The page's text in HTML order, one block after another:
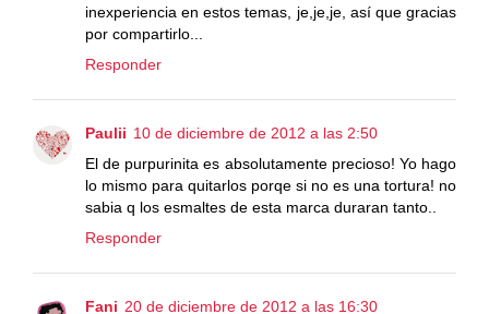
inexperiencia en estos temas, je,je,je, así que gracias
por compartirlo...
Responder
Paulii 10 de diciembre de 2012 a las 2:50
El de purpurinita es absolutamente precioso! Yo hago
lo mismo para quitarlos porqe si no es una tortura! no
sabia q los esmaltes de esta marca duraran tanto..
Responder
Fani 20 de diciembre de 2012 a las 16:30